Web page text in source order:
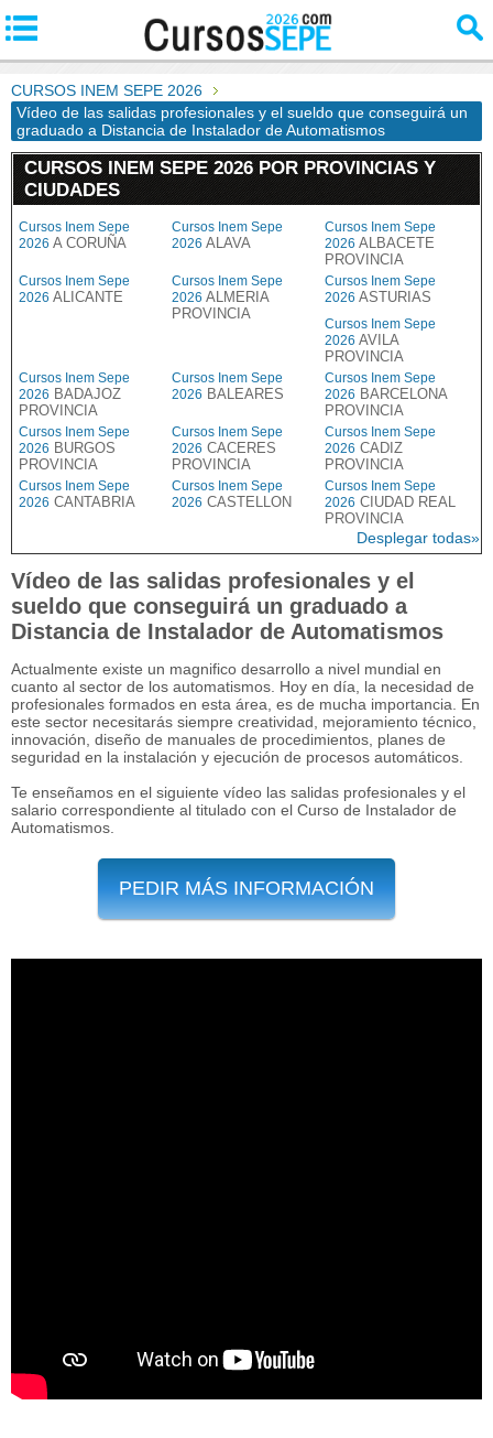
CURSOS INEM SEPE 2026
Vídeo de las salidas profesionales y el sueldo que conseguirá un
graduado a Distancia de Instalador de Automatismos
CURSOS INEM SEPE 2026 POR PROVINCIAS Y
CIUDADES
Cursos Inem Sepe
2026 A CORUÑA
Cursos Inem Sepe
2026 ALAVA
Cursos Inem Sepe
2026 ALBACETE
PROVINCIA
Cursos Inem Sepe
2026 ALICANTE
Cursos Inem Sepe
2026 ALMERIA
PROVINCIA
Cursos Inem Sepe
2026 ASTURIAS
Cursos Inem Sepe
2026 AVILA
PROVINCIA
Cursos Inem Sepe
2026 BADAJOZ
PROVINCIA
Cursos Inem Sepe
2026 BALEARES
Cursos Inem Sepe
2026 BARCELONA
PROVINCIA
Cursos Inem Sepe
2026 BURGOS
PROVINCIA
Cursos Inem Sepe
2026 CACERES
PROVINCIA
Cursos Inem Sepe
2026 CADIZ
PROVINCIA
Cursos Inem Sepe
2026 CANTABRIA
Cursos Inem Sepe
2026 CASTELLON
Cursos Inem Sepe
2026 CIUDAD REAL
PROVINCIA
Desplegar todas»
Vídeo de las salidas profesionales y el
sueldo que conseguirá un graduado a
Distancia de Instalador de Automatismos
Actualmente existe un magnifico desarrollo a nivel mundial en
cuanto al sector de los automatismos. Hoy en día, la necesidad de
profesionales formados en esta área, es de mucha importancia. En
este sector necesitarás siempre creatividad, mejoramiento técnico,
innovación, diseño de manuales de procedimientos, planes de
seguridad en la instalación y ejecución de procesos automáticos.
Te enseñamos en el siguiente vídeo las salidas profesionales y el
salario correspondiente al titulado con el Curso de Instalador de
Automatismos.
PEDIR MÁS INFORMACIÓN